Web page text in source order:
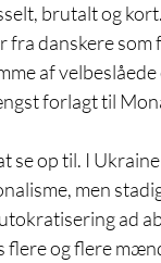
brutalt og
fra danskere
af
forlagt til
se op til. I
men
ad
flere og flere